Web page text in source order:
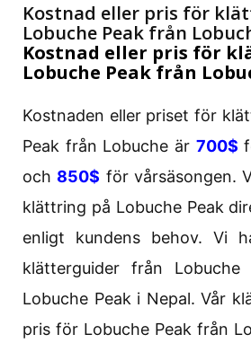
Kostnad eller pris för
Lobuche Peak från
Kostnad eller pris för
Lobuche Peak från
Kostnaden eller priset för
Peak från Lobuche är 700$
och 850$ för vårsäsongen.
klättring på Lobuche Peak
enligt kundens behov. Vi
klätterguider från
Lobuche Peak i Nepal. Vår
pris för Lobuche Peak från